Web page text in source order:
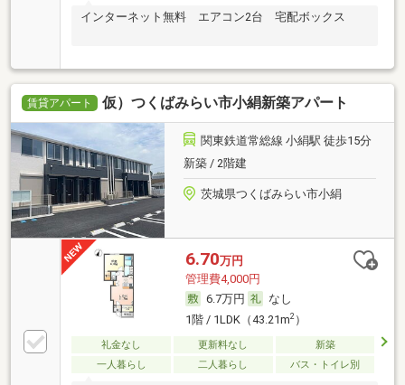
インターネット無料 エアコン2台 宅配ボックス
賃貸アパート 仮）つくばみらい市小絹新築アパート
関東鉄道常総線 小絹駅 徒歩15分
新築 / 2階建
茨城県つくばみらい市小絹
6.70万円
管理費4,000円
6.7万円
なし
1階 / 1LDK（43.21m2）
礼金なし 更新料なし
新築
一人暮らし
二人暮らし バス・トイレ別